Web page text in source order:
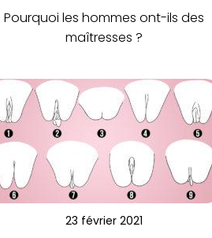
Pourquoi les hommes ont-ils des
maîtresses ?
23 février 2021